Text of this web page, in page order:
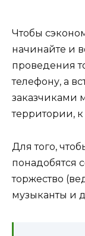
Чтобы
начинайте и
проведения
телефону, а
заказчиками
территории,
Для того,
понадобятся
торжество
музыканты и